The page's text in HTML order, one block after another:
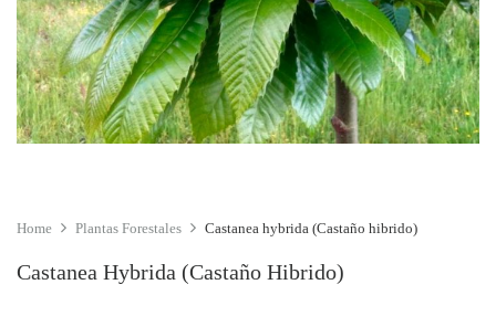
Home Plantas Forestales Castanea hybrida (Castaño hibrido)
Castanea Hybrida (Castaño Hibrido)